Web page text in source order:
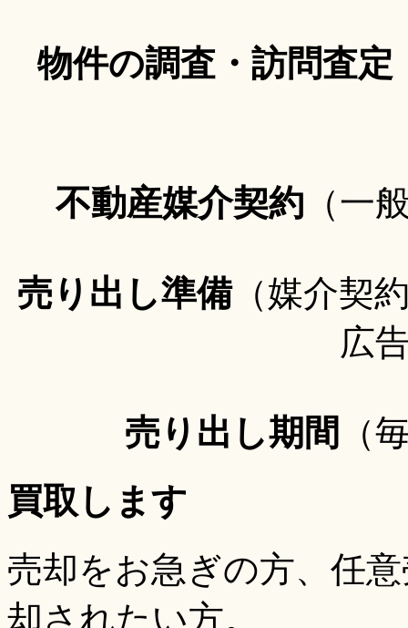
物件の調査・訪問査定
不動産媒介契約 （一
売り出し準備（媒介契
広
売り出し期間
（
買取します
売却をお急ぎの方、任
却されたい方。